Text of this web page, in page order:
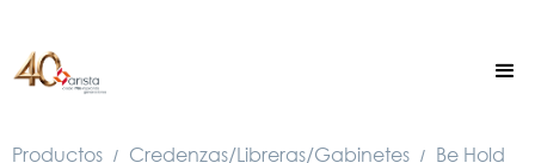
Productos / Credenzas/Libreras/Gabinetes / Be Hold